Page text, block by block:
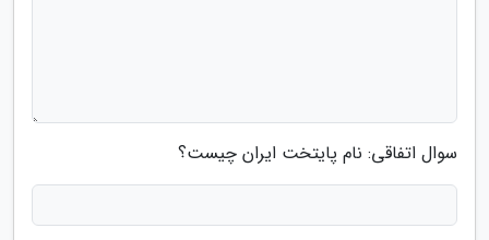
سوال اتفاقی: نام پایتخت ایران چیست؟